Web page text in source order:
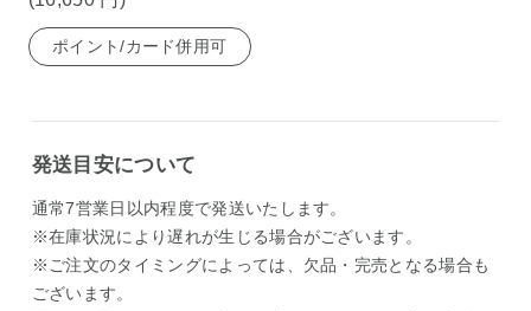
ポイント/カード併用可
発送目安について
通常7営業日以内程度で発送いたします。
※在庫状況により遅れが生じる場合がございます。
※ご注文のタイミングによっては、欠品・完売となる場合も
ございます。